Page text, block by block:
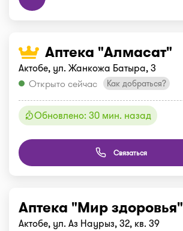
Аптека "Алмасат"
Актобе, ул. Жанкожа Батыра, 3
Открыто сейчас
Как добраться?
Обновлено: 30 мин. назад
Связаться
Аптека "Мир здоровья"
Актобе, ул. Аз Наурыз, 32, кв. 39